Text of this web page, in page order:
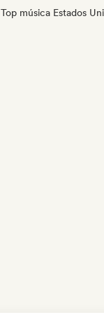
Top música Estados